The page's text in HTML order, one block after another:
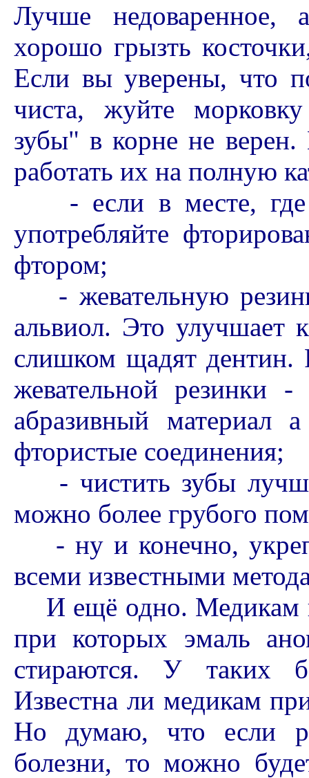
Лучше
хорошо грызть
Если вы уверены, что
чиста, жуйте
зубы" в корне не верен.
работать их на полную
- если в месте, где
употребляйте
фтором;
- жевательную
альвиол. Это улучшает
слишком щадят дентин.
жевательной резинки
абразивный материал
фтористые соединения;
- чистить зубы
можно более грубого
- ну и конечно,
всеми известными
И ещё одно. Медикам
при которых эмаль
стираются. У таких
Известна ли медикам
Но думаю, что если
болезни, то можно